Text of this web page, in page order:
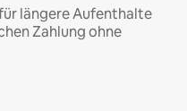
längere Aufenthalte
Zahlung ohne